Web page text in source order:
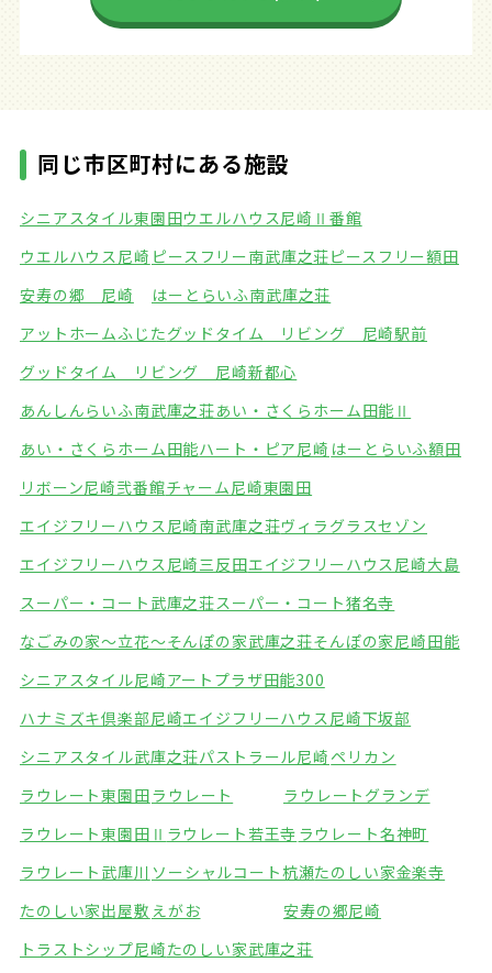
同じ市区町村にある施設
シニアスタイル東園田ウエルハウス尼崎Ⅱ番館
ウエルハウス尼崎 ピースフリー南武庫之荘ピースフリー額田
安寿の郷 尼崎
はーとらいふ南武庫之荘
アットホームふじたグッドタイム リビング 尼崎駅前
グッドタイム リビング 尼崎新都心
あんしんらいふ南武庫之荘あい・さくらホーム田能Ⅱ
あい・さくらホーム田能ハート・ピア尼崎 はーとらいふ額田
リボーン尼崎弐番館チャーム尼崎東園田
エイジフリーハウス尼崎南武庫之荘ヴィラグラスセゾン
エイジフリーハウス尼崎三反田エイジフリーハウス尼崎大島
スーパー・コート武庫之荘スーパー・コート猪名寺
なごみの家～立花～そんぽの家武庫之荘そんぽの家尼崎田能
シニアスタイル尼崎アートプラザ田能300
ハナミズキ倶楽部尼崎エイジフリーハウス尼崎下坂部
シニアスタイル武庫之荘パストラール尼崎 ペリカン
ラウレート東園田ラウレート
ラウレートグランデ
ラウレート東園田Ⅱ ラウレート若王寺 ラウレート名神町
ラウレート武庫川 ソーシャルコート杭瀬たのしい家金楽寺
たのしい家出屋敷 えがお
安寿の郷尼崎
トラストシップ尼崎たのしい家武庫之荘